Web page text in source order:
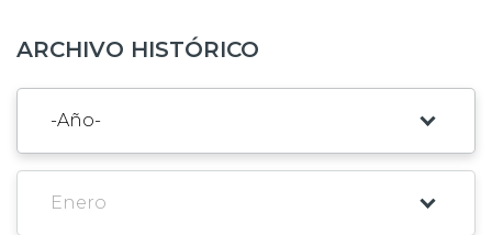
ARCHIVO HISTÓRICO